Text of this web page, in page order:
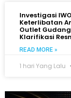
Investigasi
Keterlibatan
Outlet
Klarifikasi
READ MORE »
1 hari Yang Lalu